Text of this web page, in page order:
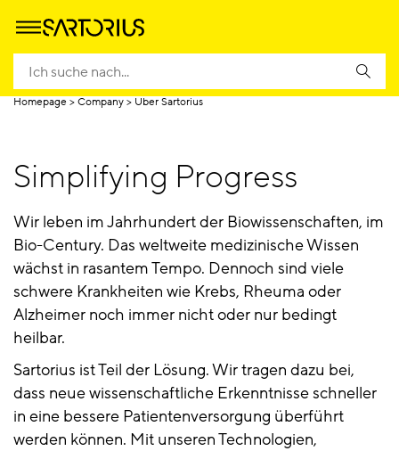
Über Sartorius
Homepage Company Über Sartorius
Simplifying Progress
Wir leben im Jahrhundert der Biowissenschaften, im
Bio-Century. Das weltweite medizinische Wissen
wächst in rasantem Tempo. Dennoch sind viele
schwere Krankheiten wie Krebs, Rheuma oder
Alzheimer noch immer nicht oder nur bedingt
heilbar.
Sartorius ist Teil der Lösung. Wir tragen dazu bei,
dass neue wissenschaftliche Erkenntnisse schneller
in eine bessere Patientenversorgung überführt
werden können. Mit unseren Technologien,